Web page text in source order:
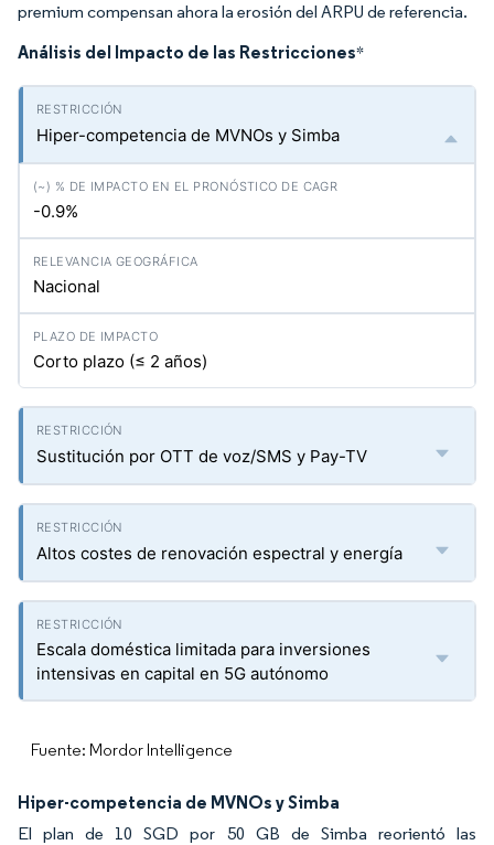
premium compensan ahora la erosión del ARPU de referencia.
Análisis del Impacto de las Restricciones*
Hiper-competencia de MVNOs y Simba
-0.9%
Nacional
Corto plazo (≤ 2 años)
Sustitución por OTT de voz/SMS y Pay-TV
Altos costes de renovación espectral y energía
Escala doméstica limitada para inversiones
intensivas en capital en 5G autónomo
Fuente: Mordor Intelligence
Hiper-competencia de MVNOs y Simba
El plan de 10 SGD por 50 GB de Simba reorientó las